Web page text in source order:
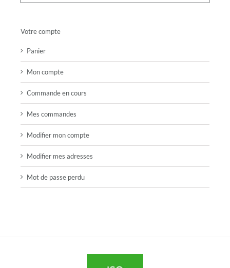
Votre compte
Panier
Mon compte
Commande en cours
Mes commandes
Modifier mon compte
Modifier mes adresses
Mot de passe perdu